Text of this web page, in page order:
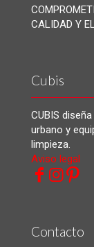
CALIDAD Y
Cubis
CUBIS
urbano y
limpieza.
Aviso legal
Contacto